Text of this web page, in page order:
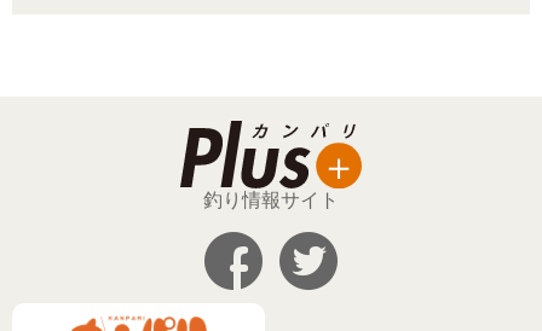
釣り情報サイト